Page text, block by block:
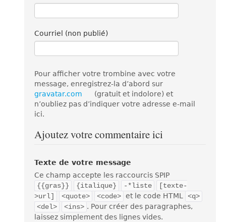
Courriel (non publié)
Pour afficher votre trombine avec votre
message, enregistrez-la d’abord sur
gravatar.com
(gratuit et indolore) et
n’oubliez pas d’indiquer votre adresse e-mail
ici.
Ajoutez votre commentaire ici
Texte de votre message
Ce champ accepte les raccourcis SPIP
{{gras}}
{italique} -*liste
[texte-
>url]
<quote> <code> et le code HTML
<q>
<del>
<ins> . Pour créer des paragraphes,
laissez simplement des lignes vides.